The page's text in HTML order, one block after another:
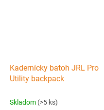
Kadernícky batoh JRL Pro
Utility backpack
Skladom (>5 ks)